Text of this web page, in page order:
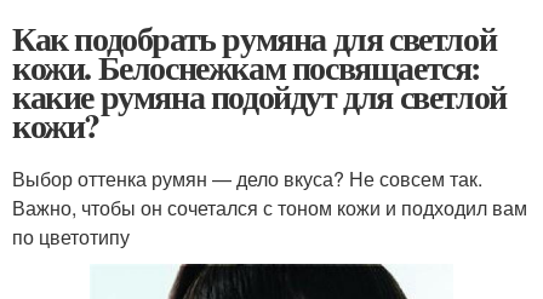
Как подобрать румяна для светлой
кожи. Белоснежкам посвящается:
какие румяна подойдут для светлой
кожи?
Выбор оттенка румян — дело вкуса? Не совсем так.
Важно, чтобы он сочетался с тоном кожи и подходил вам
по цветотипу